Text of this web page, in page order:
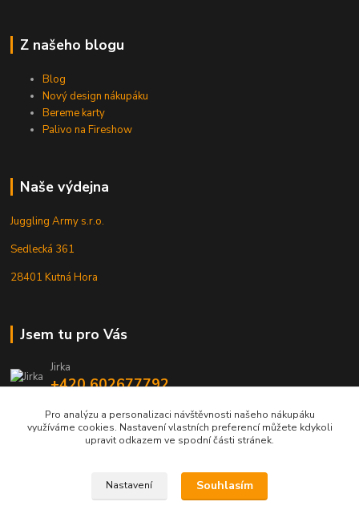
Z našeho blogu
Blog
Nový design nákupáku
Bereme karty
Palivo na Fireshow
Naše výdejna
Juggling Army s.r.o.
Sedlecká 361
28401 Kutná Hora
Jsem tu pro Vás
Jirka
+420 602677792
info@jarmy.cz
Pro analýzu a personalizaci návštěvnosti našeho nákupáku
využíváme cookies. Nastavení vlastních preferencí můžete kdykoli
upravit odkazem ve spodní části stránek.
Nastavení Souhlasím